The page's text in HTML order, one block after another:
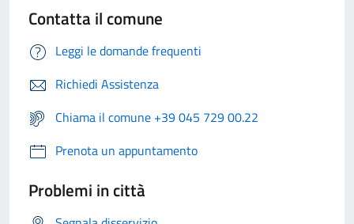
Contatta il comune
Leggi le domande frequenti
Richiedi Assistenza
Chiama il comune +39 045 729 00.22
Prenota un appuntamento
Problemi in città